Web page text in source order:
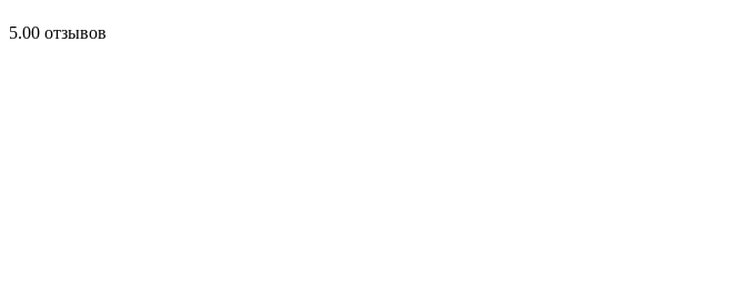
5.00 отзывов